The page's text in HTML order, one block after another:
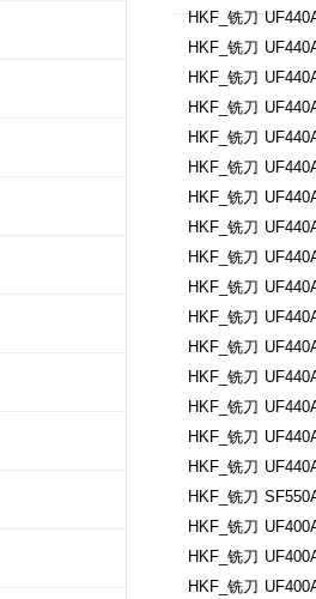
HKF_铣刀
HKF_铣刀
HKF_铣刀
HKF_铣刀
HKF_铣刀
HKF_铣刀
HKF_铣刀
HKF_铣刀
HKF_铣刀
HKF_铣刀
HKF_铣刀
HKF_铣刀
HKF_铣刀
HKF_铣刀
HKF_铣刀
HKF_铣刀
HKF_铣刀
HKF_铣刀
HKF_铣刀
HKF_铣刀